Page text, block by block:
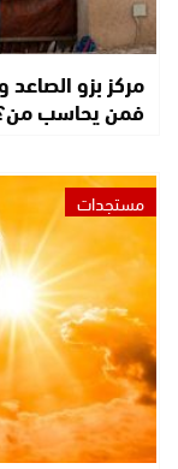
مركز بزو
فمن يحاسب
مستجدات